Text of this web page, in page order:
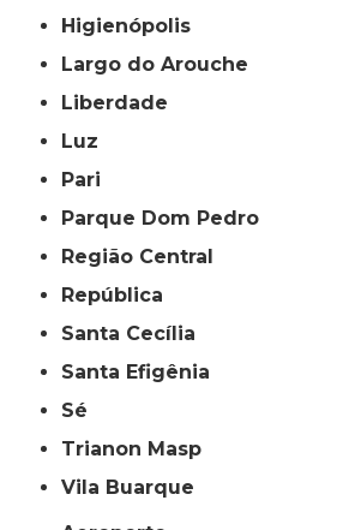
Higienópolis
Largo do Arouche
Liberdade
Luz
Pari
Parque Dom Pedro
Região Central
República
Santa Cecília
Santa Efigênia
Sé
Trianon Masp
Vila Buarque